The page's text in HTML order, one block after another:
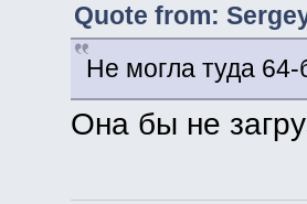
Quote from:
Не могла туда 64-
Она бы не